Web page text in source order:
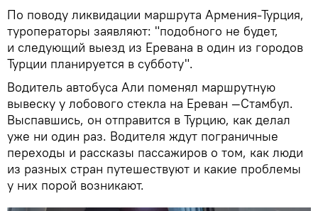
По поводу ликвидации маршрута Армения-Турция,
туроператоры заявляют: "подобного не будет,
и следующий выезд из Еревана в один из городов
Турции планируется в субботу".
Водитель автобуса Али поменял маршрутную
вывеску у лобового стекла на Ереван —Стамбул.
Выспавшись, он отправится в Турцию, как делал
уже ни один раз. Водителя ждут пограничные
переходы и рассказы пассажиров о том, как люди
из разных стран путешествуют и какие проблемы
у них порой возникают.